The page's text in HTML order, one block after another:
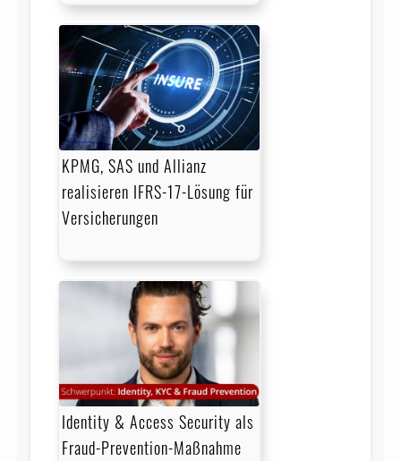
KPMG, SAS und Allianz
realisieren IFRS-17-Lösung für
Versicherungen
Identity & Access Security als
Fraud-Prevention-Maßnahme